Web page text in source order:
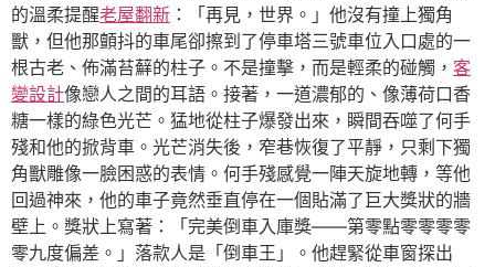
的溫柔提醒老屋翻新 ：「再見，世界。」他沒有撞上獨角
獸，但他那顫抖的車尾卻擦到了停車塔三號車位入口處的一
根古老、佈滿苔蘚的柱子。不是撞擊，而是輕柔的碰觸， 客
變設計像戀人之間的耳語。接著，一道濃郁的、像薄荷口香
糖一樣的綠色光芒。猛地從柱子爆發出來，瞬間吞噬了何手
殘和他的掀背車。光芒消失後，窄巷恢復了平靜，只剩下獨
角獸雕像一臉困惑的表情。何手殘感覺一陣天旋地轉，等他
回過神來，他的車子竟然垂直停在一個貼滿了巨大獎狀的牆
壁上。獎狀上寫著：「完美倒車入庫獎——第零點零零零零
零九度偏差。」落款人是「倒車王」。他趕緊從車窗探出